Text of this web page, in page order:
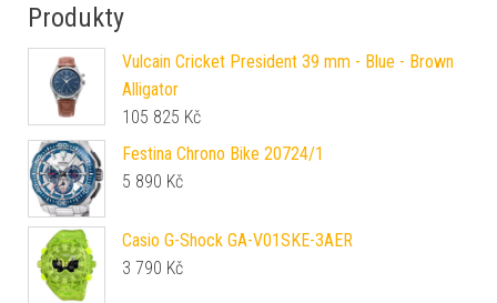
Produkty
Vulcain Cricket President 39 mm - Blue - Brown
Alligator
105 825 Kč
Festina Chrono Bike 20724/1
5 890 Kč
Casio G-Shock GA-V01SKE-3AER
3 790 Kč